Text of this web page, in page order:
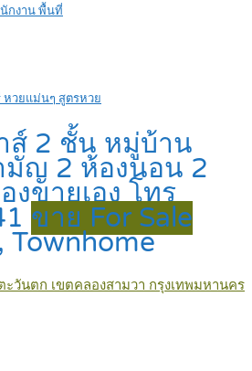
กงาน พื้นที่
หวยแม่นๆ สูตรหวย
ส์ 2 ชั้น หมู่บ้าน
มัญ 2 ห้องนอน 2
งขายเอง โทร
ขาย For Sale
Townhome
วันตก เขตคลองสามวา กรุงเทพมหานคร